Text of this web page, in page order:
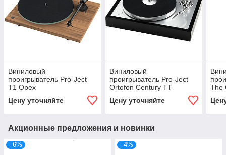
Виниловый
проигрыватель Pro-Ject
T1 Орех
Цену уточняйте
Виниловый
проигрыватель Pro-Ject
Ortofon Century TT
(Concorde Silver) Черный
лак
Цену уточняйте
The
Акционные предложения и новинки
–6% –4%